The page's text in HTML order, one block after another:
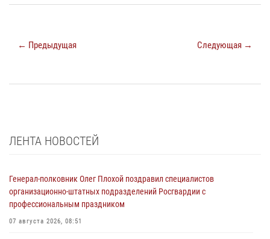
← Предыдущая Следующая →
ЛЕНТА НОВОСТЕЙ
Генерал-полковник Олег Плохой поздравил специалистов
организационно-штатных подразделений Росгвардии с
профессиональным праздником
07 августа 2026, 08:51